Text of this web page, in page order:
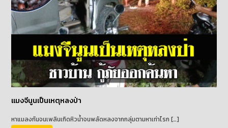
แมงจีนูนเป็นเหตุหลงป่า
หาแมลงกันจนเพลินเกิดหิวน้ำจนพลัดหลงจากกลุ่มตามหาเท่าไรก […]